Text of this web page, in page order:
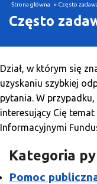
Strona główna » Często
Często
Dział, w którym się
uzyskaniu szybkiej
pytania. W
interesujący Cię
Informacyjnymi
Kategoria
Pomoc